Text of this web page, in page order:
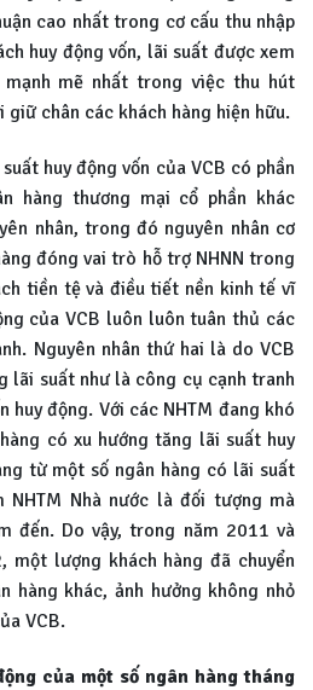
cao nhất trong cơ cấu thu nhập
huy động vốn, lãi suất được xem
mẽ nhất trong việc thu hút
giữ chân các khách hàng hiện hữu.
huy động vốn của VCB có phần
hàng thương mại cổ phần khác
nhân, trong đó nguyên nhân cơ
đóng vai trò hỗ trợ NHNN trong
tiền tệ và điều tiết nền kinh tế vĩ
của VCB luôn luôn tuân thủ các
Nguyên nhân thứ hai là do VCB
lãi suất như là công cụ cạnh tranh
huy động. Với các NHTM đang khó
có xu hướng tăng lãi suất huy
từ một số ngân hàng có lãi suất
Nhà nước là đối tượng mà
đến. Do vậy, trong năm 2011 và
một lượng khách hàng đã chuyển
hàng khác, ảnh hưởng không nhỏ
VCB.
của một số ngân hàng tháng